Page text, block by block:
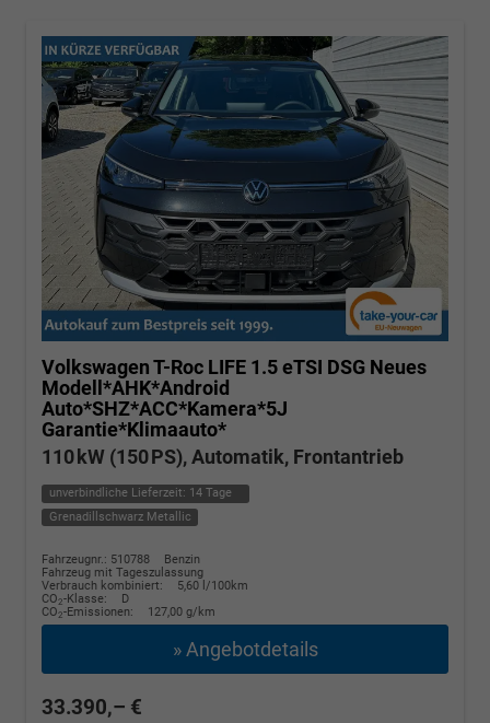
Volkswagen T-Roc LIFE 1.5 eTSI DSG Neues
Modell*AHK*Android
Auto*SHZ*ACC*Kamera*5J
Garantie*Klimaauto*
110 kW (150 PS), Automatik, Frontantrieb
unverbindliche Lieferzeit: 14 Tage
Grenadillschwarz Metallic
Fahrzeugnr.: 510788
Benzin
Fahrzeug mit Tageszulassung
Verbrauch kombiniert:
5,60 l/100km
CO2-Klasse:
D
CO2-Emissionen: 127,00 g/km
» Angebotdetails
33.390,– €